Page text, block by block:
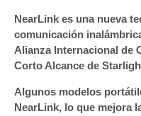
NearLink es una nueva
comunicación
Alianza Internacional de
Corto Alcance de
Algunos modelos
NearLink, lo que mejora